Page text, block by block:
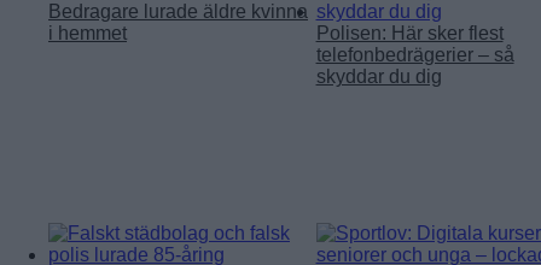
Bedragare lurade äldre kvinna
i hemmet
Polisen: Här sker flest
telefonbedrägerier – så
skyddar du dig